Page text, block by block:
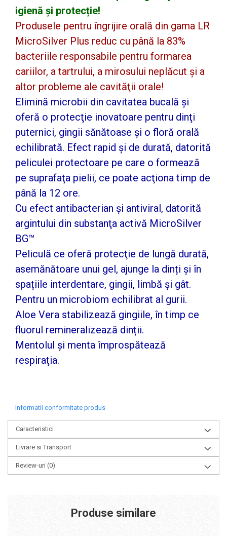
igienă și protecție!
Produsele pentru îngrijire orală din gama LR
MicroSilver Plus reduc cu până la 83%
bacteriile responsabile pentru formarea
cariilor, a tartrului, a mirosului neplăcut şi a
altor probleme ale cavităţii orale!
Elimină microbii din cavitatea bucală şi
oferă o protecţie inovatoare pentru dinţi
puternici, gingii sănătoase şi o floră orală
echilibrată. Efect rapid şi de durată, datorită
peliculei protectoare pe care o formează
pe suprafaţa pielii, ce poate acţiona timp de
până la 12 ore.
Cu efect antibacterian şi antiviral, datorită
argintului din substanţa activă MicroSilver
BG™
Peliculă ce oferă protecţie de lungă durată,
asemănătoare unui gel, ajunge la dinți şi în
spațiile interdentare, gingii, limbă și gât.
Pentru un microbiom echilibrat al gurii.
Aloe Vera stabilizează gingiile, în timp ce
fluorul remineralizează dinții.
Mentolul și menta împrospătează
respiraţia.
Informatii conformitate produs
Caracteristici
Livrare si Transport
Review-uri (0)
Produse similare